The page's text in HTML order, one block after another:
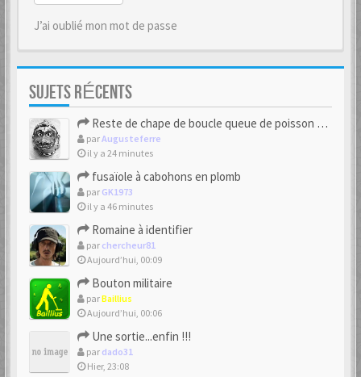
J’ai oublié mon mot de passe
SUJETS RÉCENTS
Reste de chape de boucle queue de poisson bipartite 17/18eme
parAugusteferre
il y a 24 minutes
fusaïole à cabohons en plomb
par GK1973
il y a 46 minutes
Romaine à identifier
par chercheur81
Aujourd’hui, 00:09
Bouton militaire
parBaillius
Aujourd’hui, 00:06
Une sortie...enfin !!!
par dado31
Hier, 23:08